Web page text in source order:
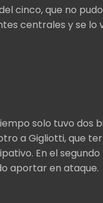
cinco, que no
centrales y se lo
solo tuvo dos
a Gigliotti, que
En el
aportar en ataque.